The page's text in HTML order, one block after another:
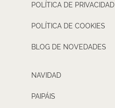
POLÍTICA DE PRIVACIDAD
POLÍTICA DE COOKIES
BLOG DE NOVEDADES
NAVIDAD
PAIPÁIS